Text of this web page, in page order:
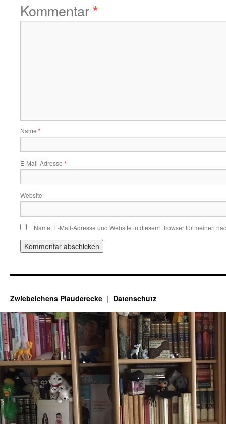
Kommentar*
Name *
E-Mail-Adresse *
Website
Name, E-Mail-Adresse und Website in diesem Browser für meinen
Zwiebelchens Plauderecke Datenschutz